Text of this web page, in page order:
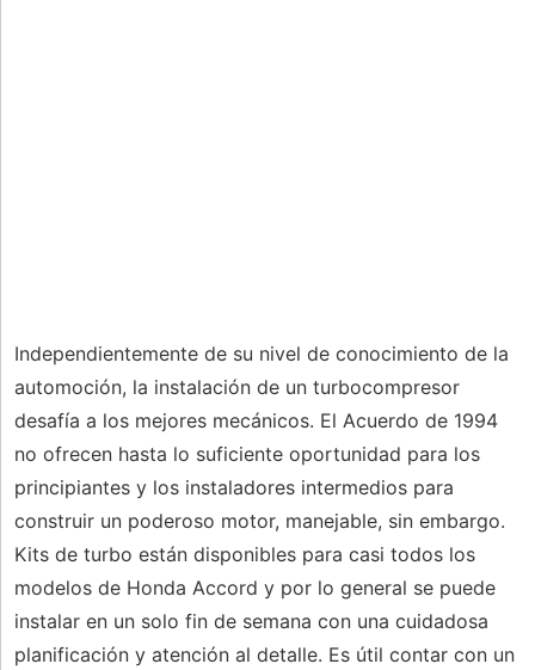
Independientemente de su nivel de conocimiento de la
automoción, la instalación de un turbocompresor
desafía a los mejores mecánicos. El Acuerdo de 1994
no ofrecen hasta lo suficiente oportunidad para los
principiantes y los instaladores intermedios para
construir un poderoso motor, manejable, sin embargo.
Kits de turbo están disponibles para casi todos los
modelos de Honda Accord y por lo general se puede
instalar en un solo fin de semana con una cuidadosa
planificación y atención al detalle. Es útil contar con un